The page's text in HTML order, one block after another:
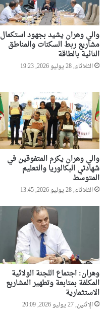
ا
ل
خ
ط
و
ط
والي وهران يشيد بجهود استكمال
مشاريع ربط السكنات والمناطق
النائية بالطاقة
الثلاثاء, 28 يوليو 2026, 19:23
والي وهران يكرم المتفوقين في
شهادتي البكالوريا والتعليم
المتوسط
الثلاثاء, 28 يوليو 2026, 13:45
وهران: اجتماع اللجنة الولائية
المكلفة بمتابعة وتطهير المشاريع
الاستثمارية
الإثنين, 27 يوليو 2026, 20:09